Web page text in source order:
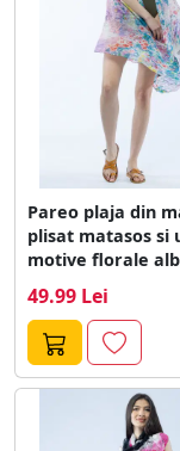
Pareo plaja din
plisat matasos si
motive florale
49.99 Lei